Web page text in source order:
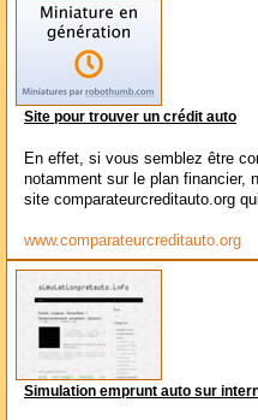
Site pour trouver un crédit auto
En effet, si vous semblez être
notamment sur le plan financier,
site comparateurcreditauto.org
www.comparateurcreditauto.org
Simulation emprunt auto sur